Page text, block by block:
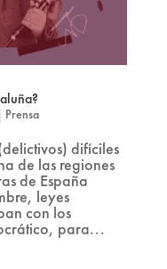
Prensa
difíciles
de las regiones
de España
leyes
con los
para...